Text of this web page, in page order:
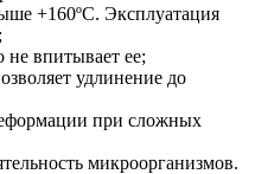
+160ºС. Эксплуатация
впитывает ее;
удлинение до
при сложных
микроорганизмов.